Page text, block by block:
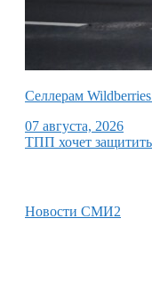
Селлерам
07 августа, 2026
ТПП хочет
Новости СМИ2